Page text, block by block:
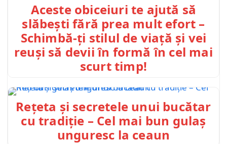
Aceste obiceiuri te ajută să
slăbești fără prea mult efort –
Schimbă-ți stilul de viață și vei
reuși să devii în formă în cel mai
scurt timp!
Rețeta și secretele unui bucătar
cu tradiție – Cel mai bun gulaș
unguresc la ceaun